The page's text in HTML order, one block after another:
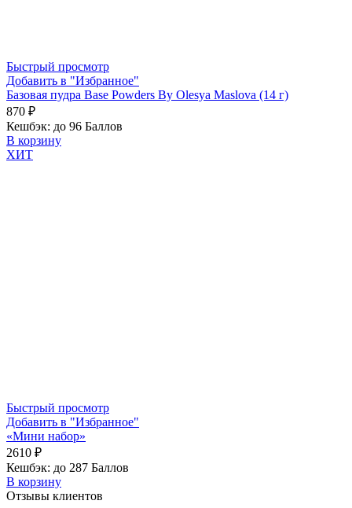
Быстрый просмотр
Добавить в "Избранное"
Базовая пудра Base Powders By Olesya Maslova (14 г)
870 ₽
Кешбэк: до 96 Баллов
В корзину
ХИТ
Быстрый просмотр
Добавить в "Избранное"
«Мини набор»
2610 ₽
Кешбэк: до 287 Баллов
В корзину
Отзывы клиентов